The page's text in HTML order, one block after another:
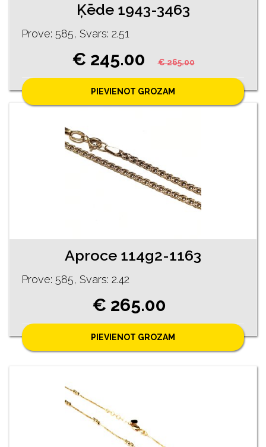
Ķēde 1943-3463
Prove: 585, Svars: 2.51
€ 245.00€ 265.00
PIEVIENOT GROZAM
Aproce 114g2-1163
Prove: 585, Svars: 2.42
€ 265.00
PIEVIENOT GROZAM